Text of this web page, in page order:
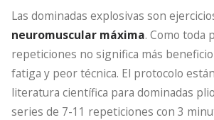
Las dominadas explosivas son
neuromuscular máxima. Como toda
repeticiones no significa más
fatiga y peor técnica. El protocolo
literatura científica para dominadas
series de 7-11 repeticiones con 3